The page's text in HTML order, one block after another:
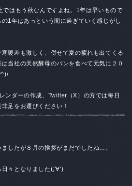
はもう秋なんですよね。1年は早いもので
1年はあっという間に過ぎていく感じがし
暖差も激しく、併せて夏の疲れも出てくる
当社の天然酵母のパンを食べて元気に２０
ンダーの作成、Twitter（X）の方では毎日
足をお運びください！
したが８月の挨拶がまだでしたね…。
日々となりました(;'∀')